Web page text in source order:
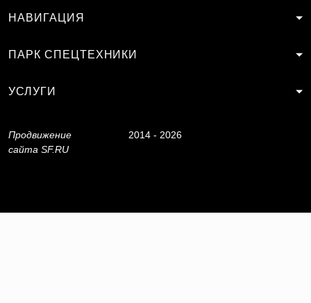
НАВИГАЦИЯ
ПАРК СПЕЦТЕХНИКИ
УСЛУГИ
Продвижение
сайта SF.RU
2014 - 2026